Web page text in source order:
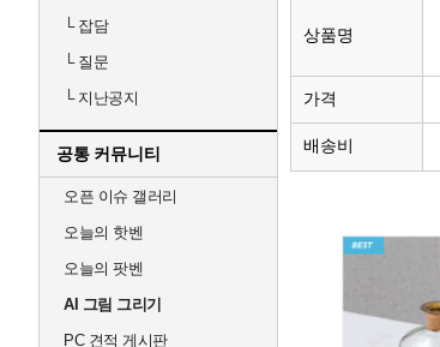
└잡담
└질문
└지난공지
공통 커뮤니티
오픈 이슈 갤러리
오늘의 핫벤
오늘의 팟벤
AI 그림 그리기
PC 견적 게시판
상품명
가격
배송비